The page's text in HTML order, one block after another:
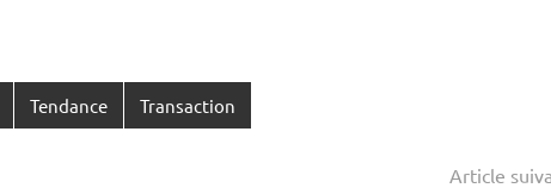
Tendance Transaction
Article